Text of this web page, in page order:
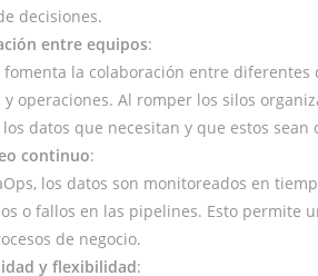
decisiones.
entre equipos:
fomenta la colaboración entre
y operaciones. Al romper los silos
los datos que necesitan y que estos sean
continuo:
los datos son monitoreados en
o fallos en las pipelines. Esto permite
de negocio.
y flexibilidad: